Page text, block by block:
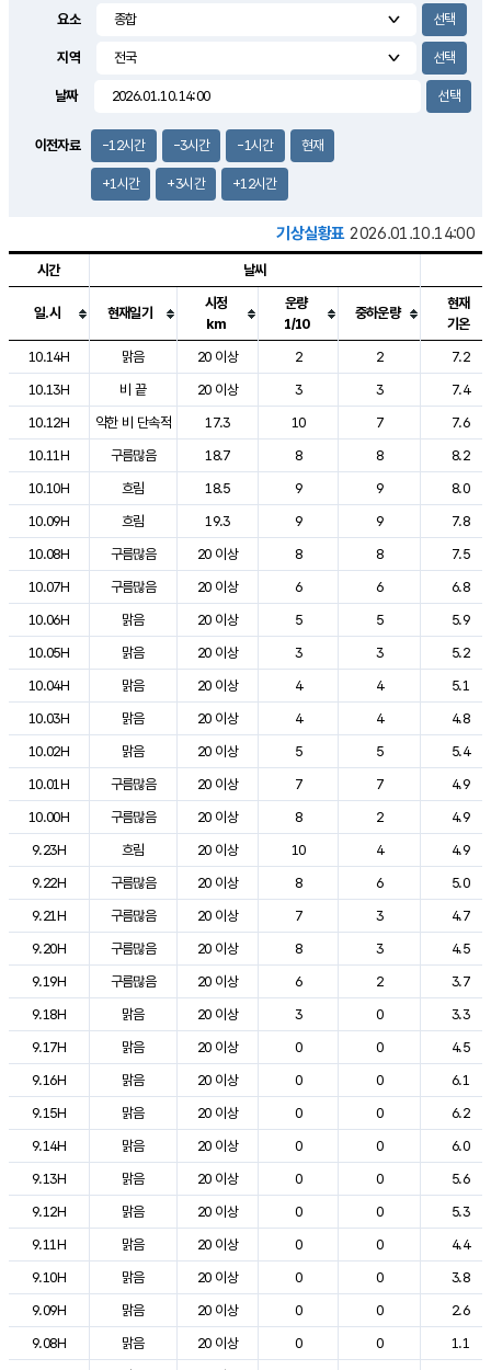
3.9m/s
요소
지역
날짜
이전자료 -12시간 -3시간 -1시간 현재
+1시간 +3시간 +12시간
기상실황표 2026.01.10.14:00
도시별 기상실황표로 지점, 날씨, 기온, 강수, 바람, 기압등을 안내한 표입
시간 날씨
일.시 현재일기
시정
km
운량
1/10
중하운량
현재
기온
10.14H
맑음 20 이상 2 2
7.2
10.13H
비 끝 20 이상 3 3
7.4
10.12H
약한 비 단속적 17.3 10 7
7.6
10.11H
구름많음 18.7 8 8
8.2
10.10H
흐림 18.5 9 9
8.0
10.09H
흐림 19.3 9 9
7.8
10.08H
구름많음 20 이상 8 8
7.5
10.07H
구름많음 20 이상 6 6
6.8
10.06H
맑음 20 이상 5 5
5.9
10.05H
맑음 20 이상 3 3
5.2
10.04H
맑음 20 이상 4 4
5.1
10.03H
맑음 20 이상 4 4
4.8
10.02H
맑음 20 이상 5 5
5.4
10.01H
구름많음 20 이상 7 7
4.9
10.00H
구름많음 20 이상 8 2
4.9
9.23H
흐림 20 이상 10 4
4.9
9.22H
구름많음 20 이상 8 6
5.0
9.21H
구름많음 20 이상 7 3
4.7
9.20H
구름많음 20 이상 8 3
4.5
9.19H
구름많음 20 이상 6 2
3.7
9.18H
맑음 20 이상 3 0
3.3
9.17H
맑음 20 이상 0 0
4.5
9.16H
맑음 20 이상 0 0
6.1
9.15H
맑음 20 이상 0 0
6.2
9.14H
맑음 20 이상 0 0
6.0
9.13H
맑음 20 이상 0 0
5.6
9.12H
맑음 20 이상 0 0
5.3
9.11H
맑음 20 이상 0 0
4.4
9.10H
맑음 20 이상 0 0
3.8
9.09H
맑음 20 이상 0 0
2.6
9.08H
맑음 20 이상 0 0
1.1